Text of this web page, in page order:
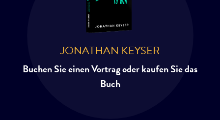
JONATHAN KEYSER
Buchen Sie einen Vortrag oder kaufen Sie das
Buch